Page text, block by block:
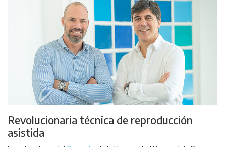
Revolucionaria técnica de reproducción
asistida